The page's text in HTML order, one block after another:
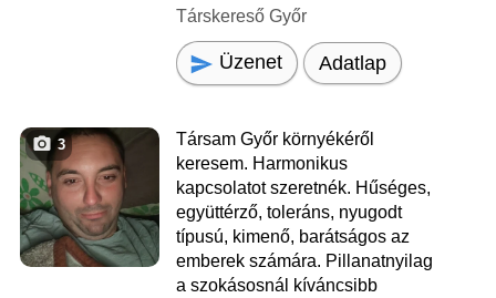
Társkereső Győr
Üzenet Adatlap
3
Társam Győr környékéről
keresem. Harmonikus
kapcsolatot szeretnék. Hűséges,
együttérző, toleráns, nyugodt
típusú, kimenő, barátságos az
emberek számára. Pillanatnyilag
a szokásosnál kíváncsibb